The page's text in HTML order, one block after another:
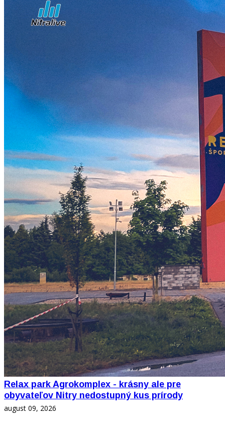
Relax park Agrokomplex - krásny ale pre
obyvateľov Nitry nedostupný kus prírody
august 09, 2026